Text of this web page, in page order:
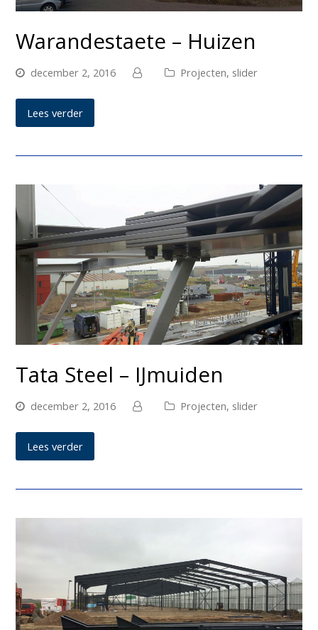
Warandestaete – Huizen
december 2, 2016 Projecten, slider
Lees verder
Tata Steel – IJmuiden
december 2, 2016 Projecten, slider
Lees verder